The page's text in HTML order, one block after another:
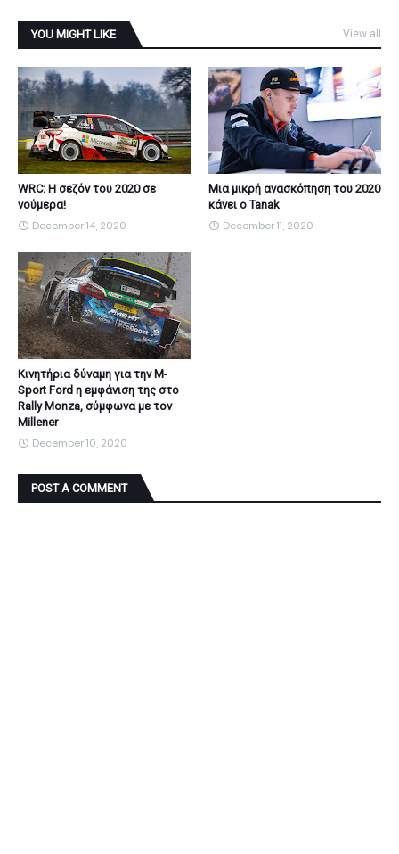
YOU MIGHT LIKE View all
WRC: Η σεζόν του 2020 σε
νούμερα!
December 14, 2020
Μια μικρή ανασκόπηση του 2020
κάνει ο Tanak
December 11, 2020
Κινητήρια δύναμη για την M-
Sport Ford η εμφάνιση της στο
Rally Monza, σύμφωνα με τον
Millener
December 10, 2020
POST A COMMENT